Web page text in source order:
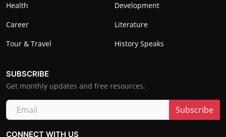
Health
Development
Career
Literature
Tour & Travel
History Speaks
SUBSCRIBE
Get monthly updates and free resources.
Subscribe
CONNECT WITH US